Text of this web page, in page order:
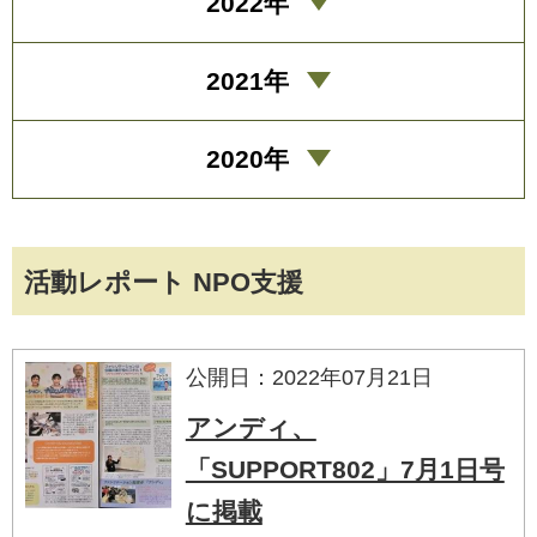
活動レポート NPO支援
公開日：2022年07月21日
アンディ、
「SUPPORT802」7月1日号
に掲載
2021年
2020年